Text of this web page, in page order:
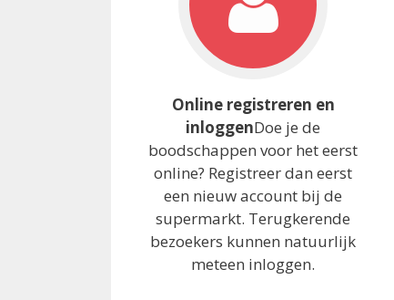
Online registreren en
inloggenDoe je de
boodschappen voor het eerst
online? Registreer dan eerst
een nieuw account bij de
supermarkt. Terugkerende
bezoekers kunnen natuurlijk
meteen inloggen.